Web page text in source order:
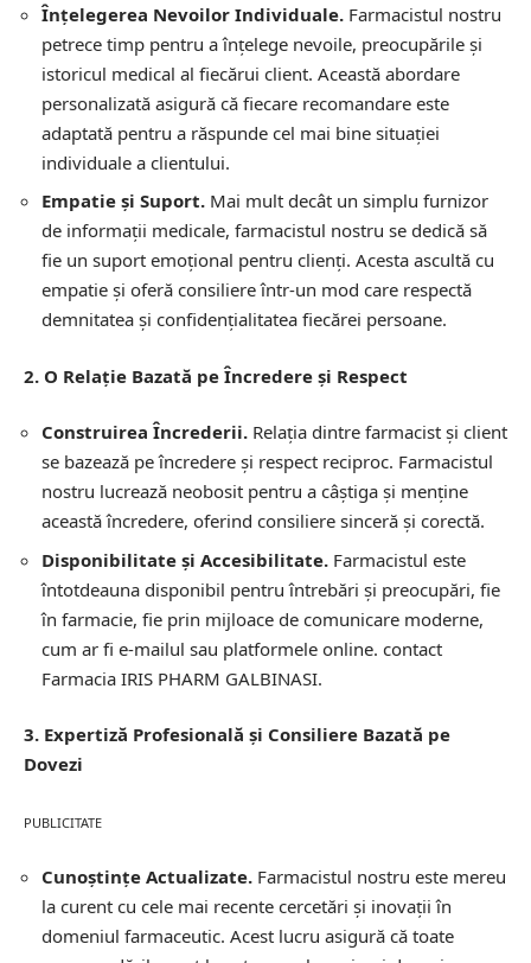
Înțelegerea Nevoilor Individuale. Farmacistul nostru
petrece timp pentru a înțelege nevoile, preocupările și
istoricul medical al fiecărui client. Această abordare
personalizată asigură că fiecare recomandare este
adaptată pentru a răspunde cel mai bine situației
individuale a clientului.
Empatie și Suport. Mai mult decât un simplu furnizor
de informații medicale, farmacistul nostru se dedică să
fie un suport emoțional pentru clienți. Acesta ascultă cu
empatie și oferă consiliere într-un mod care respectă
demnitatea și confidențialitatea fiecărei persoane.
2. O Relație Bazată pe Încredere și Respect
Construirea Încrederii. Relația dintre farmacist și client
se bazează pe încredere și respect reciproc. Farmacistul
nostru lucrează neobosit pentru a câștiga și menține
această încredere, oferind consiliere sinceră și corectă.
Disponibilitate și Accesibilitate. Farmacistul este
întotdeauna disponibil pentru întrebări și preocupări, fie
în farmacie, fie prin mijloace de comunicare moderne,
cum ar fi e-mailul sau platformele online. contact
Farmacia IRIS PHARM GALBINASI.
3. Expertiză Profesională și Consiliere Bazată pe
Dovezi
PUBLICITATE
Cunoștințe Actualizate. Farmacistul nostru este mereu
la curent cu cele mai recente cercetări și inovații în
domeniul farmaceutic. Acest lucru asigură că toate